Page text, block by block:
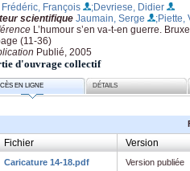
Frédéric, François
;Devriese, Didier
scientifique Jaumain, Serge
;Piette,
L’humour s’en va-t-en guerre.
(11-36)
Publié, 2005
d'ouvrage collectif
EN LIGNE DÉTAILS
Fichier Version
Caricature 14-18.pdf Version publiée